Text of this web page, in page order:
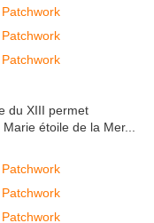
du XIII permet
étoile de la Mer...